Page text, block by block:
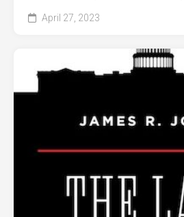
April 27, 2023